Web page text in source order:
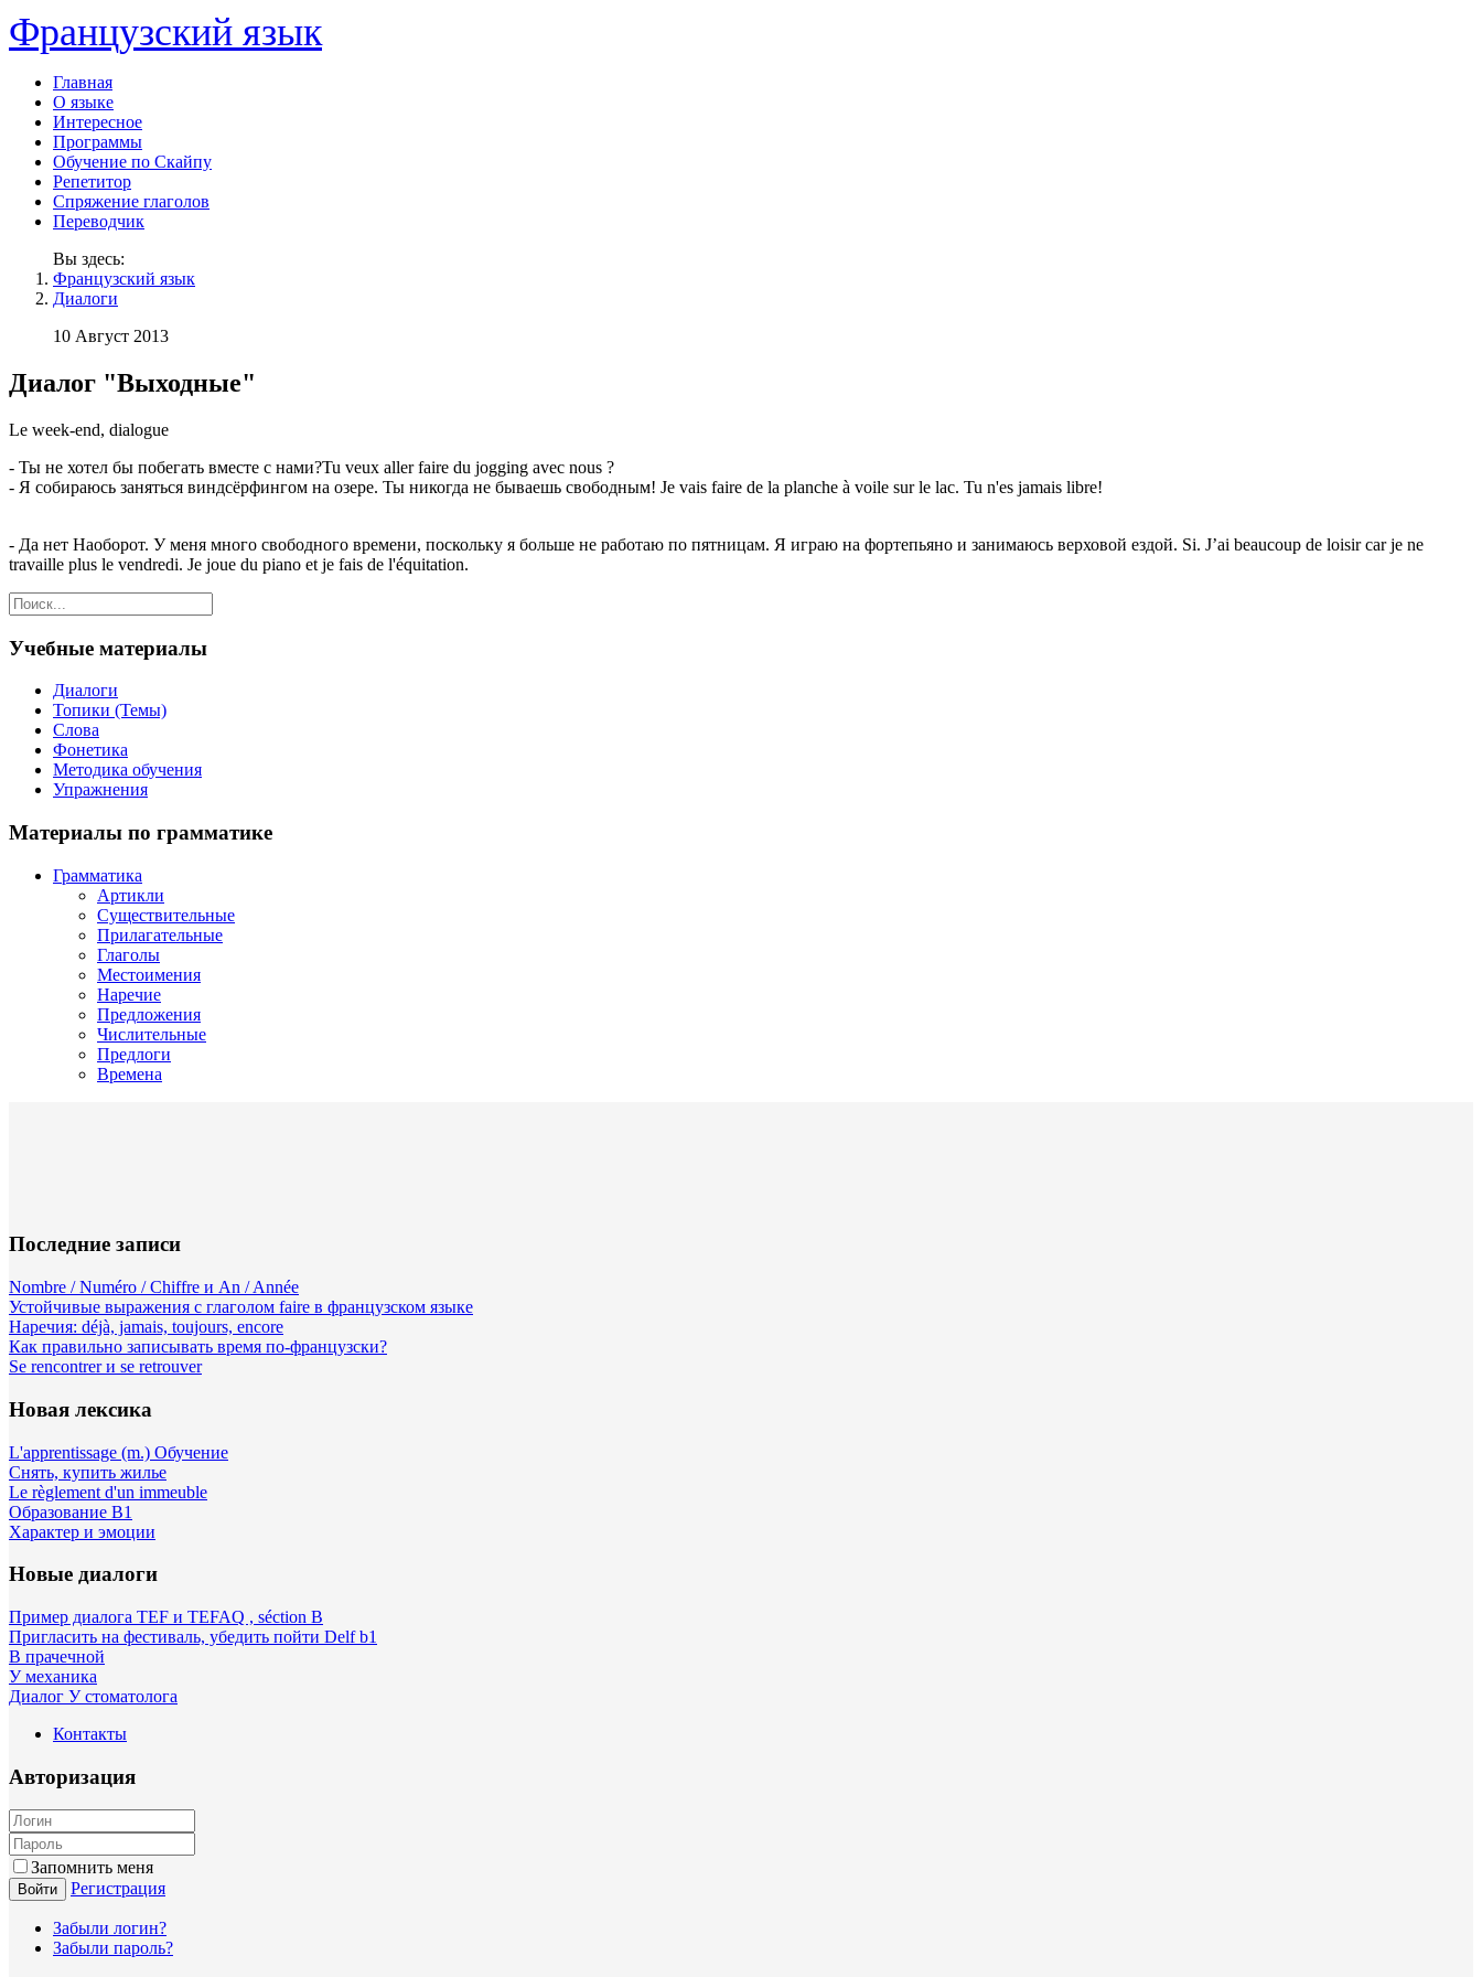
Французский язык
Главная
О языке
Интересное
Программы
Обучение по Скайпу
Репетитор
Спряжение глаголов
Переводчик
Вы здесь:
Французский язык
Диалоги
10 Август 2013
Диалог "Выходные"
Le week-end, dialogue
- Ты не хотел бы побегать вместе с нами?Tu veux aller faire du jogging avec nous ?
- Я собираюсь заняться виндсёрфингом на озере. Ты никогда не бываешь свободным! Je vais faire de la planche à voile sur le lac. Tu n'es jamais libre!
- Да нет Наоборот. У меня много свободного времени, поскольку я больше не работаю по пятницам. Я играю на фортепьяно и занимаюсь верховой ездой. Si. J’ai beaucoup de loisir car je ne
travaille plus le vendredi. Je joue du piano et je fais de l'équitation.
Учебные материалы
Диалоги
Топики (Темы)
Слова
Фонетика
Методика обучения
Упражнения
Материалы по грамматике
Грамматика
Артикли
Существительные
Прилагательные
Глаголы
Местоимения
Наречие
Предложения
Числительные
Предлоги
Времена
Последние записи
Nombre / Numéro / Chiffre и An / Année
Устойчивые выражения с глаголом faire в французском языке
Наречия: déjà, jamais, toujours, encore
Как правильно записывать время по-французски?
Se rencontrer и se retrouver
Новая лексика
L'apprentissage (m.) Обучение
Снять, купить жилье
Le règlement d'un immeuble
Образование B1
Характер и эмоции
Новые диалоги
Пример диалога TEF и TEFAQ , séction B
Пригласить на фестиваль, убедить пойти Delf b1
В прачечной
У механика
Диалог У стоматолога
Контакты
Авторизация
Запомнить меня
Войти Регистрация
Забыли логин?
Забыли пароль?